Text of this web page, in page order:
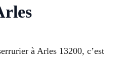
à Arles 13200, c’est